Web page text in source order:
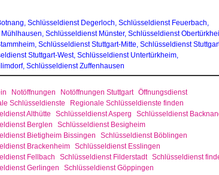
, Schlüsseldienst Degerloch, Schlüsseldienst Feuerbach,
Schlüsseldienst Münster, Schlüsseldienst
, Schlüsseldienst Stuttgart-Mitte, Schlüsseldienst
Stuttgart-West, Schlüsseldienst Untertürkheim,
, Schlüsseldienst Zuffenhausen
Notöffnungen Notöffnungen Stuttgart Öffnungsdienst
Schlüsseldienste
Regionale Schlüsseldienste finden
Althütte
Schlüsseldienst Asperg
Schlüsseldienst
Berglen
Schlüsseldienst Besigheim
Bietigheim Bissingen
Schlüsseldienst Böblingen
Brackenheim Schlüsseldienst Esslingen
Fellbach
Schlüsseldienst Filderstadt Schlüsseldienst
Gerlingen
Schlüsseldienst Göppingen